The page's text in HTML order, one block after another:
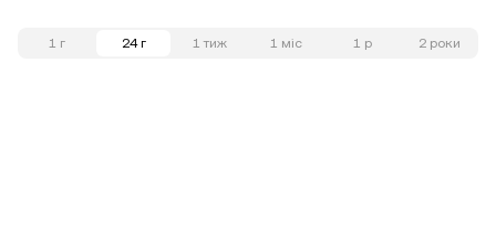
1 г 24 г 1 тиж 1 міс 1 р 2 роки